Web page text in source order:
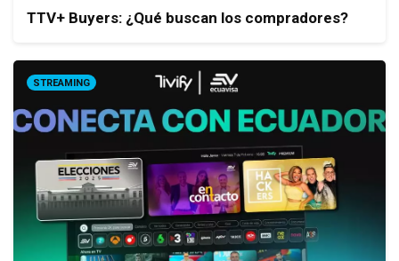
TTV+ Buyers: ¿Qué buscan los compradores?
STREAMING